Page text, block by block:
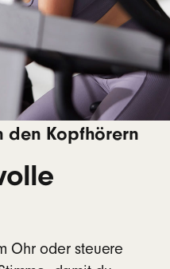
den Kopfhörern
Ohr oder steuere